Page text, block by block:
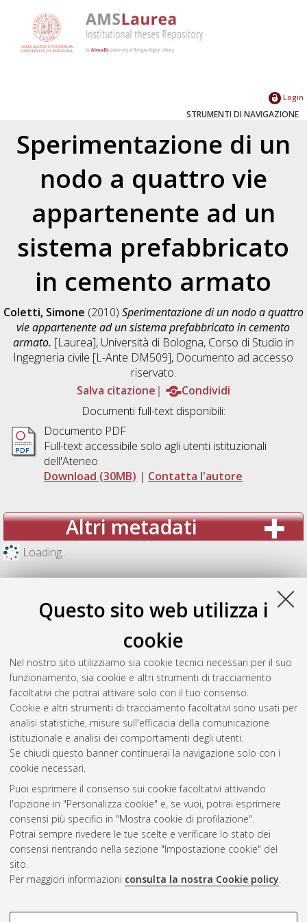
Questo sito web utilizza i
cookie
Nel nostro sito utilizziamo sia cookie tecnici necessari per il suo
funzionamento, sia cookie e altri strumenti di tracciamento
facoltativi che potrai attivare solo con il tuo consenso.
Cookie e altri strumenti di tracciamento facoltativi sono usati per
analisi statistiche, misure sull'efficacia della comunicazione
istituzionale e analisi dei comportamenti degli utenti.
Se chiudi questo banner continuerai la navigazione solo con i
cookie necessari.
Puoi esprimere il consenso sui cookie facoltativi attivando
l'opzione in "Personalizza cookie" e, se vuoi, potrai esprimere
consensi più specifici in "Mostra cookie di profilazione".
Potrai sempre rivedere le tue scelte e verificare lo stato dei
consensi rientrando nella sezione "Impostazione cookie" del
sito.
Per maggiori informazioni consulta la nostra Cookie policy.
COOKIE DI PROFILAZIONE -
Login
STRUMENTI DI NAVIGAZIONE
Sperimentazione di un
nodo a quattro vie
appartenente ad un
sistema prefabbricato
in cemento armato
Coletti, Simone (2010) Sperimentazione di un nodo a quattro
vie appartenente ad un sistema prefabbricato in cemento
armato. [Laurea], Università di Bologna, Corso di Studio in
Ingegneria civile [L-Ante DM509], Documento ad accesso
riservato.
Salva citazione
Condividi
Documenti full-text disponibili:
Documento PDF
Full-text accessibile solo agli utenti istituzionali
dell'Ateneo
Download (30MB) | Contatta l'autore
Altri metadati
Loading...
Gestione del documento:
Atom
Rss 1.0
Rss 2.0
AMS Laurea
Impostazioni Cookie